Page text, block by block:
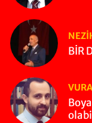
BİR